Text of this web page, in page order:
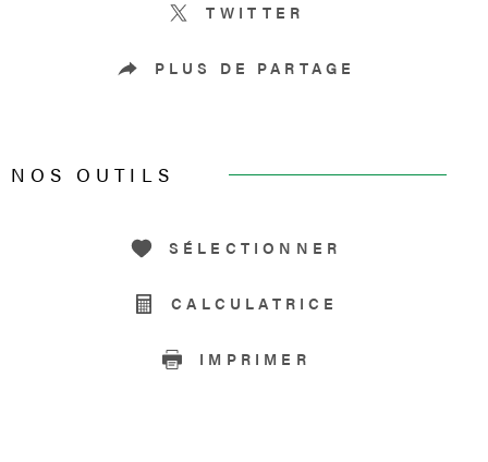
TWITTER
PLUS DE PARTAGE
NOS OUTILS
SÉLECTIONNER
CALCULATRICE
IMPRIMER